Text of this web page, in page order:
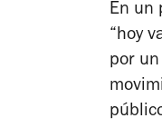
En un
“hoy
por